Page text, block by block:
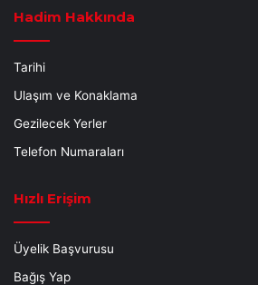
Hadim Hakkında
Tarihi
Ulaşım ve Konaklama
Gezilecek Yerler
Telefon Numaraları
Hızlı Erişim
Üyelik Başvurusu
Bağış Yap